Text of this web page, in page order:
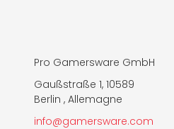
Pro Gamersware GmbH
Gaußstraße 1, 10589
Berlin , Allemagne
info@gamersware.com